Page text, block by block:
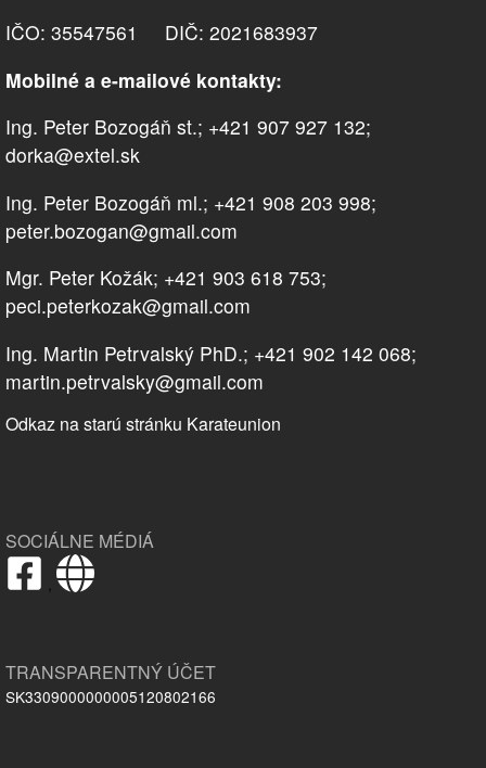
IČO: 35547561 DIČ: 2021683937
Mobilné a e-mailové kontakty:
Ing. Peter Bozogáň st.; +421 907 927 132;
dorka@extel.sk
Ing. Peter Bozogáň ml.; +421 908 203 998;
peter.bozogan@gmail.com
Mgr. Peter Kožák; +421 903 618 753;
peci.peterkozak@gmail.com
Ing. Martin Petrvalský PhD.; +421 902 142 068;
martin.petrvalsky@gmail.com
Odkaz na starú stránku Karateunion
SOCIÁLNE MÉDIÁ
,
TRANSPARENTNÝ ÚČET
SK3309000000005120802166